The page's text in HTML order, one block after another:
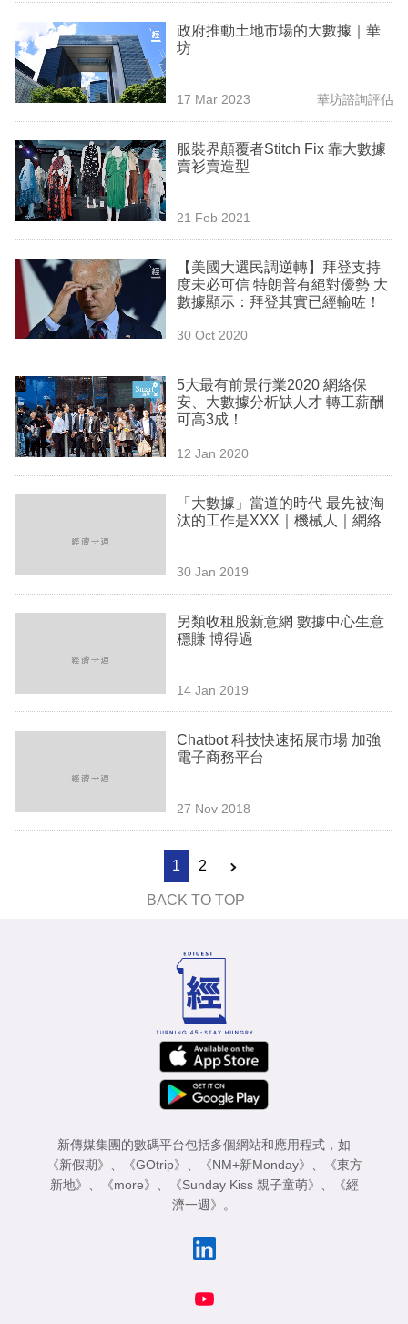
欄
訂
閱
區
政府推動土地市場的大數據｜華
坊
17 Mar 2023 華坊諮詢評估
服裝界顛覆者Stitch Fix 靠大數據
賣衫賣造型
21 Feb 2021
【美國大選民調逆轉】拜登支持
度未必可信 特朗普有絕對優勢 大
數據顯示：拜登其實已經輸咗！
30 Oct 2020
5大最有前景行業2020 網絡保
安、大數據分析缺人才 轉工薪酬
可高3成！
12 Jan 2020
「大數據」當道的時代 最先被淘
汰的工作是XXX｜機械人｜網絡
30 Jan 2019
另類收租股新意網 數據中心生意
穩賺 博得過
14 Jan 2019
Chatbot 科技快速拓展市場 加強
電子商務平台
27 Nov 2018
1 2
BACK TO TOP
新傳媒集團的數碼平台包括多個網站和應用程式，如
《新假期》
《GOtrip》 《NM+新Monday》
《東方
新地》
《more》 《Sunday Kiss 親子童萌》
《經
濟一週》
。